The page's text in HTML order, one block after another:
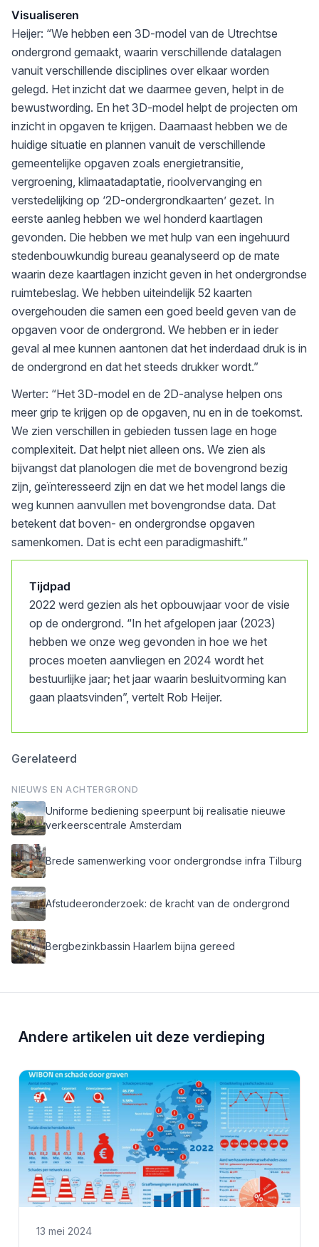
Visualiseren
Heijer: “We hebben een 3D-model van de Utrechtse
ondergrond gemaakt, waarin verschillende datalagen
vanuit verschillende disciplines over elkaar worden
gelegd. Het inzicht dat we daarmee geven, helpt in de
bewustwording. En het 3D-model helpt de projecten om
inzicht in opgaven te krijgen. Daarnaast hebben we de
huidige situatie en plannen vanuit de verschillende
gemeentelijke opgaven zoals energietransitie,
vergroening, klimaatadaptatie, rioolvervanging en
verstedelijking op ‘2D-ondergrondkaarten’ gezet. In
eerste aanleg hebben we wel honderd kaartlagen
gevonden. Die hebben we met hulp van een ingehuurd
stedenbouwkundig bureau geanalyseerd op de mate
waarin deze kaartlagen inzicht geven in het ondergrondse
ruimtebeslag. We hebben uiteindelijk 52 kaarten
overgehouden die samen een goed beeld geven van de
opgaven voor de ondergrond. We hebben er in ieder
geval al mee kunnen aantonen dat het inderdaad druk is in
de ondergrond en dat het steeds drukker wordt.”
Werter: “Het 3D-model en de 2D-analyse helpen ons
meer grip te krijgen op de opgaven, nu en in de toekomst.
We zien verschillen in gebieden tussen lage en hoge
complexiteit. Dat helpt niet alleen ons. We zien als
bijvangst dat planologen die met de bovengrond bezig
zijn, geïnteresseerd zijn en dat we het model langs die
weg kunnen aanvullen met bovengrondse data. Dat
betekent dat boven- en ondergrondse opgaven
samenkomen. Dat is echt een paradigmashift.”
Tijdpad
2022 werd gezien als het opbouwjaar voor de visie
op de ondergrond. “In het afgelopen jaar (2023)
hebben we onze weg gevonden in hoe we het
proces moeten aanvliegen en 2024 wordt het
bestuurlijke jaar; het jaar waarin besluitvorming kan
gaan plaatsvinden”, vertelt Rob Heijer.
Gerelateerd
NIEUWS EN ACHTERGROND
Uniforme bediening speerpunt bij realisatie nieuwe
verkeerscentrale Amsterdam
Brede samenwerking voor ondergrondse infra Tilburg
Afstudeeronderzoek: de kracht van de ondergrond
Bergbezinkbassin Haarlem bijna gereed
Andere artikelen uit deze verdieping
13 mei 2024